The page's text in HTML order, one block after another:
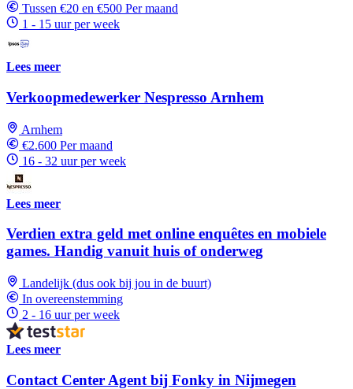
Tussen €20 en €500 Per maand
1 - 15 uur per week
Lees meer
Verkoopmedewerker Nespresso Arnhem
Arnhem
€2.600 Per maand
16 - 32 uur per week
Lees meer
Verdien extra geld met online enquêtes en mobiele
games. Handig vanuit huis of onderweg
Landelijk (dus ook bij jou in de buurt)
In overeenstemming
2 - 16 uur per week
Lees meer
Contact Center Agent bij Fonky in Nijmegen